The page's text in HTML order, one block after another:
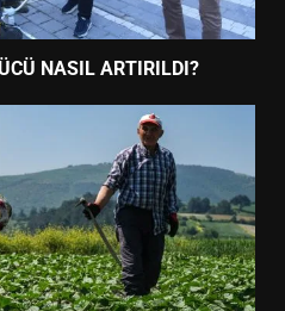
NASIL ARTIRILDI?